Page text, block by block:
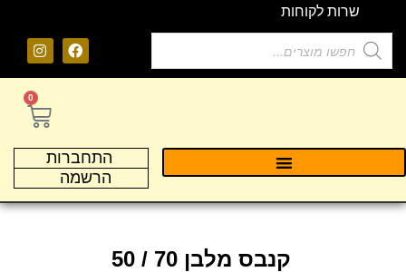
שרות לקוחות
התחברות
הרשמה
0
קנבס מלבן 70 / 50